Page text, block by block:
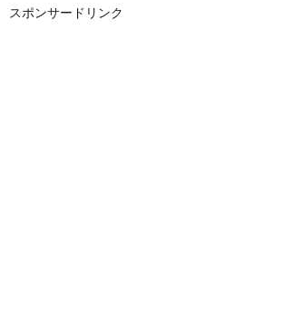
スポンサードリンク